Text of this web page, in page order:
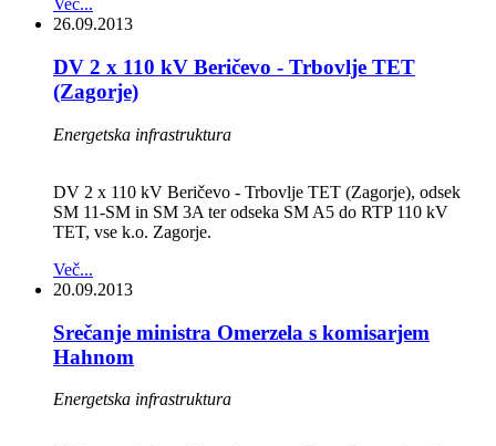
Več...
26.09.2013
DV 2 x 110 kV Beričevo - Trbovlje TET
(Zagorje)
Energetska infrastruktura
DV 2 x 110 kV Beričevo - Trbovlje TET (Zagorje), odsek
SM 11-SM in SM 3A ter odseka SM A5 do RTP 110 kV
TET, vse k.o. Zagorje.
Več...
20.09.2013
Srečanje ministra Omerzela s komisarjem
Hahnom
Energetska infrastruktura